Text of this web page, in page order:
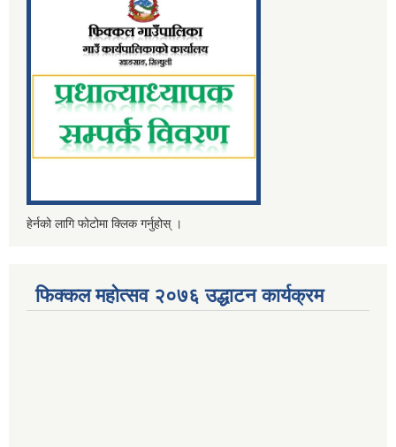
हेर्नको लागि फोटोमा क्लिक गर्नुहोस् ।
फिक्कल महोत्सव २०७६ उद्धाटन कार्यक्रम